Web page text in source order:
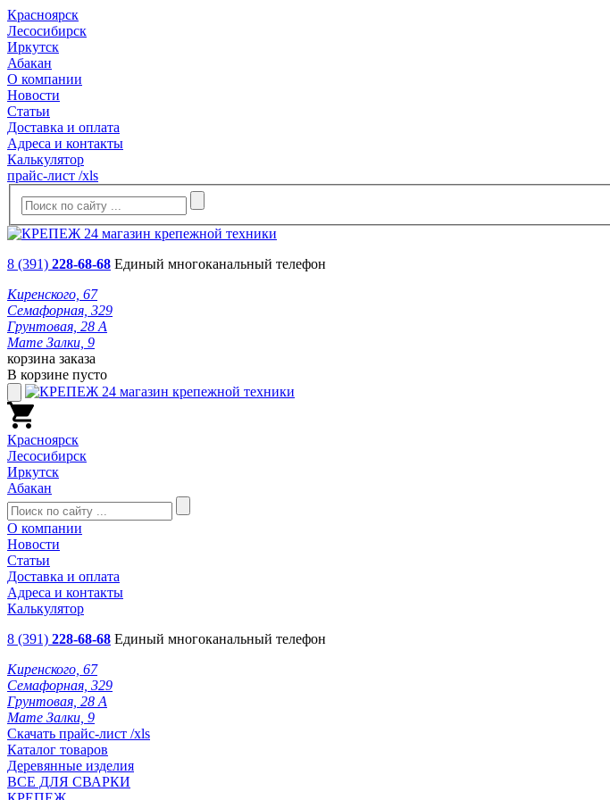
Красноярск
Лесосибирск
Иркутск
Абакан
О компании
Новости
Статьи
Доставка и оплата
Адреса и контакты
Калькулятор
прайс-лист /xls
8 (391) 228-68-68 Единый многоканальный телефон
Киренского, 67
Семафорная, 329
Грунтовая, 28 А
Мате Залки, 9
корзина заказа
В корзине пусто
Красноярск
Лесосибирск
Иркутск
Абакан
О компании
Новости
Статьи
Доставка и оплата
Адреса и контакты
Калькулятор
8 (391) 228-68-68 Единый многоканальный телефон
Киренского, 67
Семафорная, 329
Грунтовая, 28 А
Мате Залки, 9
Скачать прайс-лист /xls
Каталог товаров
Деревянные изделия
ВСЕ ДЛЯ СВАРКИ